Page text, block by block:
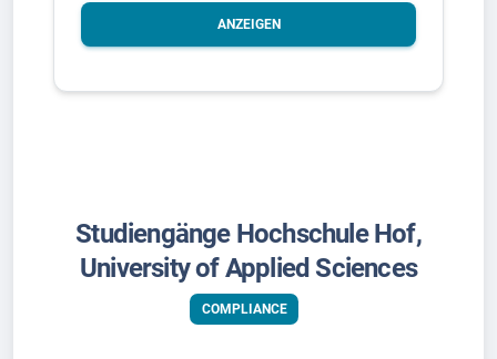
ANZEIGEN
Studiengänge Hochschule Hof,
University of Applied Sciences
COMPLIANCE